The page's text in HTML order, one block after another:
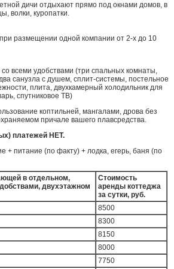
дичи отдыхают прямо под окнами домов, в
волки, куропатки.
размещении одной компании от 2-х до 10
всеми удобствами (три спальных комнаты,
санузла с душем, сплит-системы, постельное
плита, двухкамерный холодильник для
спутниковое ТВ)
коптильней, мангалами, дрова без
причале вашего плавсредства.
платежей НЕТ.
+ питание (по факту) + лодка, егерь, баня (по
в отдельном,
двухэтажном
Стоимость
аренды коттеджа
за сутки, руб.
8500
8300
8150
8000
7750